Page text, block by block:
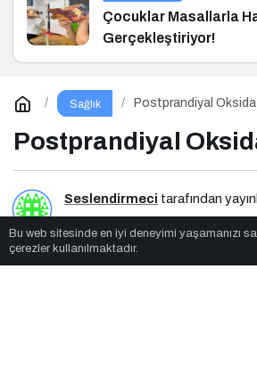
Çocuklar Masallarla
Gerçekleştiriyor!
Sağlık Postprandiyal
Postprandiyal
Seslendirmeci tarafından
7dk, 45sn
Bu web sitesinde en iyi deneyimi yaşamanızı
çerezler kullanılmaktadır.